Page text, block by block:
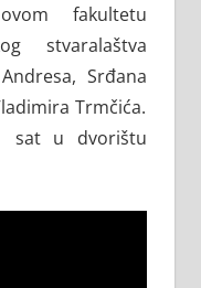
fakultetu
stvaralaštva
Srđana
Trmčića.
sat u dvorištu